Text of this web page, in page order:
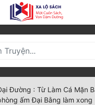
Đường : Từ Làm Cá Mặn
ấm Đại Bằng làm xong